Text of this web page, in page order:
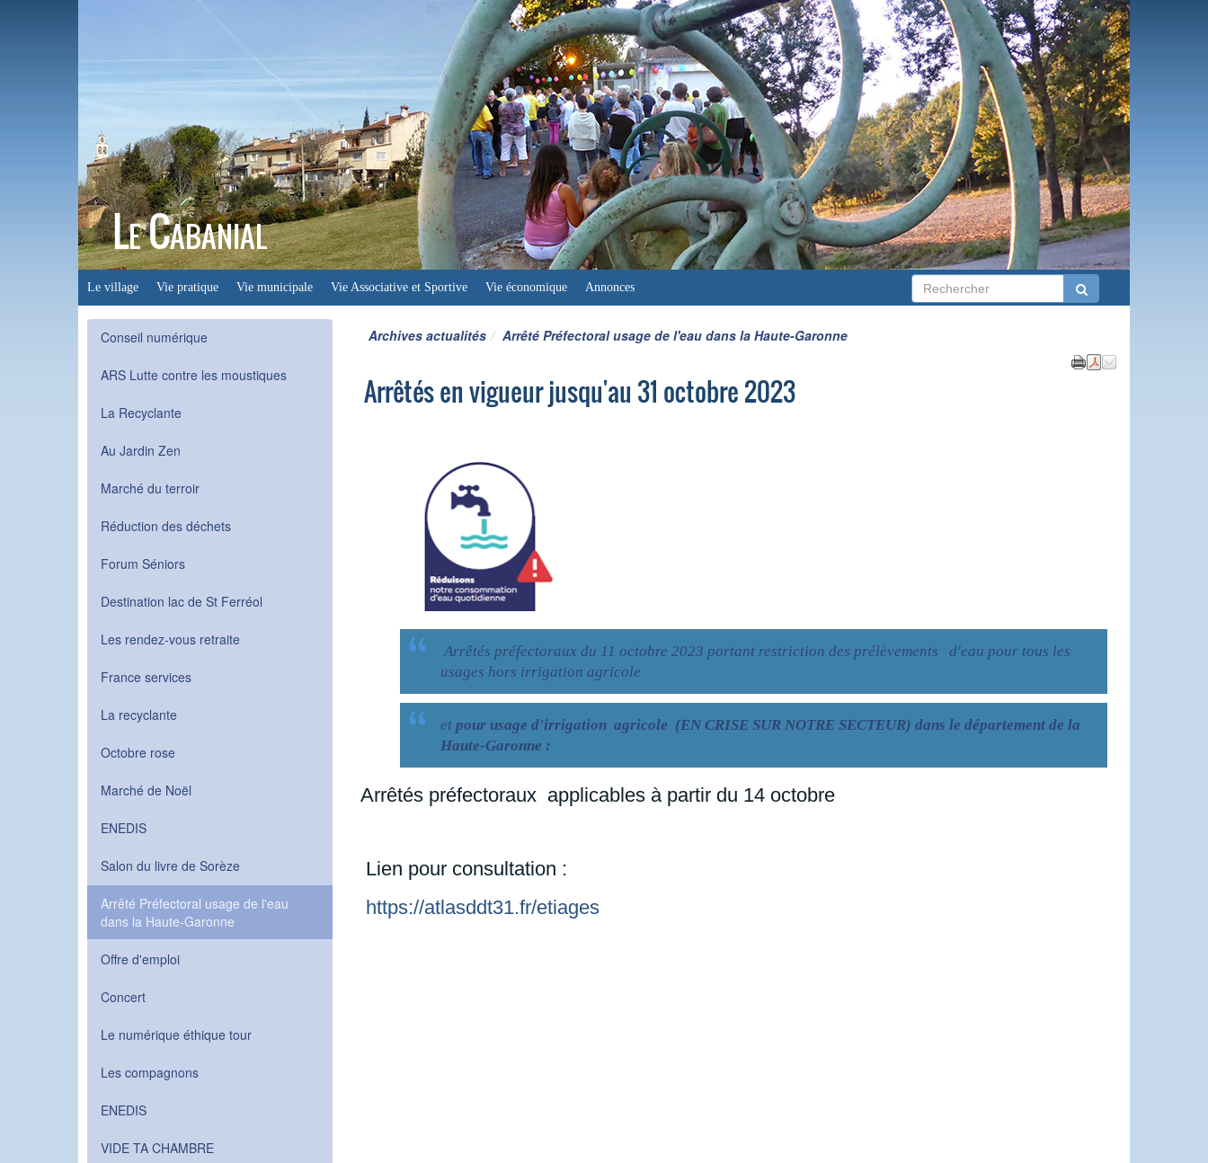
Le Cabanial
Le village Vie pratique Vie municipale Vie Associative et Sportive Vie économique Annonces
Archives actualités Arrêté Préfectoral usage de l'eau dans la Haute-Garonne
Arrêtés en vigueur jusqu'au 31 octobre 2023
Arrêtés préfectoraux du 11 octobre 2023 portant restriction des prélèvements d'eau pour tous les
usages hors irrigation agricole
et pour usage d'irrigation agricole (EN CRISE SUR NOTRE SECTEUR) dans le département de la
Haute-Garonne :
Arrêtés préfectoraux applicables à partir du 14 octobre
Lien pour consultation :
https://atlasddt31.fr/etiages
Conseil numérique
ARS Lutte contre les moustiques
La Recyclante
Au Jardin Zen
Marché du terroir
Réduction des déchets
Forum Séniors
Destination lac de St Ferréol
Les rendez-vous retraite
France services
La recyclante
Octobre rose
Marché de Noël
ENEDIS
Salon du livre de Sorèze
Arrêté Préfectoral usage de l'eau
dans la Haute-Garonne
Offre d'emploi
Concert
Le numérique éthique tour
Les compagnons
ENEDIS
VIDE TA CHAMBRE